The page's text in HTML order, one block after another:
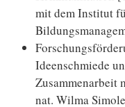
mit dem Institut
Ideenschmiede
Zusammenarbeit
nat. Wilma